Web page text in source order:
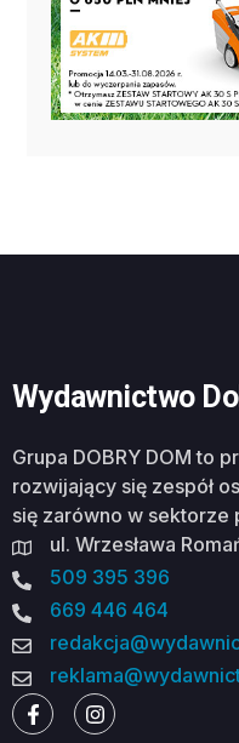
Wydawnictwo
Grupa DOBRY DOM to
rozwijający się zespół
się zarówno w sektorze
ul. Wrzesława
509 395 396
669 446 464